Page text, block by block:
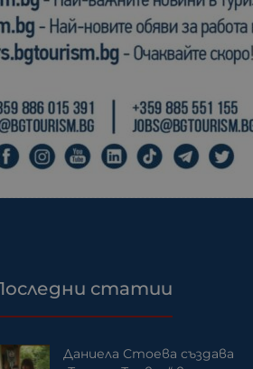
статии
Даниела Стоева създава